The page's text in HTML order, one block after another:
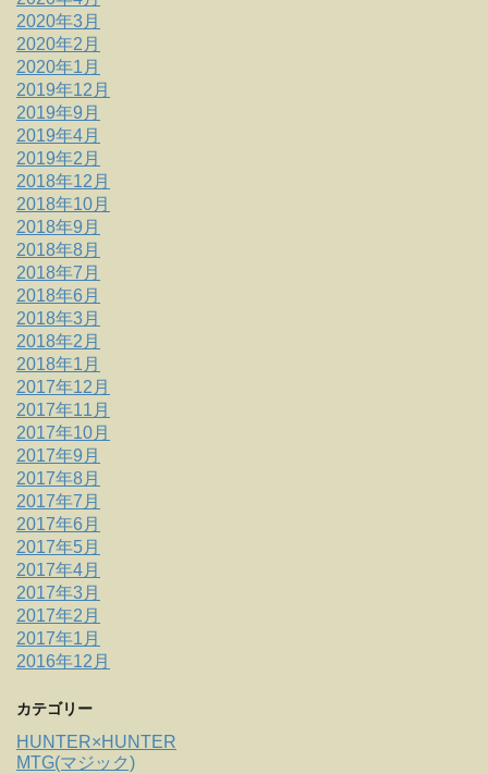
2020年3月
2020年2月
2020年1月
2019年12月
2019年9月
2019年4月
2019年2月
2018年12月
2018年10月
2018年9月
2018年8月
2018年7月
2018年6月
2018年3月
2018年2月
2018年1月
2017年12月
2017年11月
2017年10月
2017年9月
2017年8月
2017年7月
2017年6月
2017年5月
2017年4月
2017年3月
2017年2月
2017年1月
2016年12月
カテゴリー
HUNTER×HUNTER
MTG(マジック)